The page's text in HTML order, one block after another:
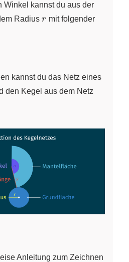
Winkel kannst du aus der
Radius r
r mit folgender
kannst du das Netz eines
den Kegel aus dem Netz
Anleitung zum Zeichnen